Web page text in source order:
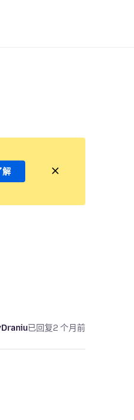
解
已回复2 个月前